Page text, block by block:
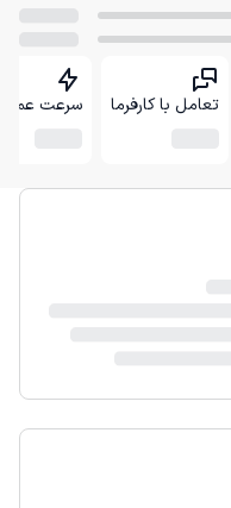
تعامل با کارفرما سرعت عمل